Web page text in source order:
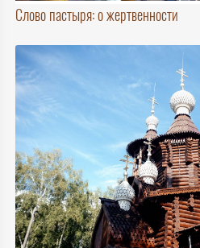
Слово пастыря: о жертвенности